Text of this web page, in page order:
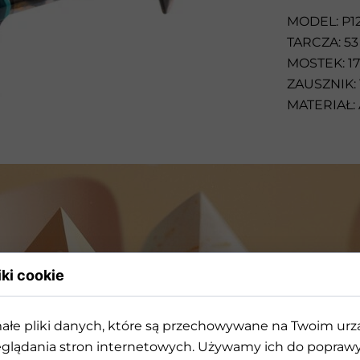
geometrii
MODEL:
TARCZA: 53
MOSTEK: 17
ZAUSZNIK:
MATERIAŁ:
cookie
pliki danych, które są przechowywane na Twoim
stron internetowych. Używamy ich do poprawy